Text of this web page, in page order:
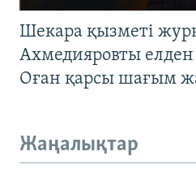
Шекара қызметі
Ахмедияровты
Оған қарсы шағым
Жаңалықтар